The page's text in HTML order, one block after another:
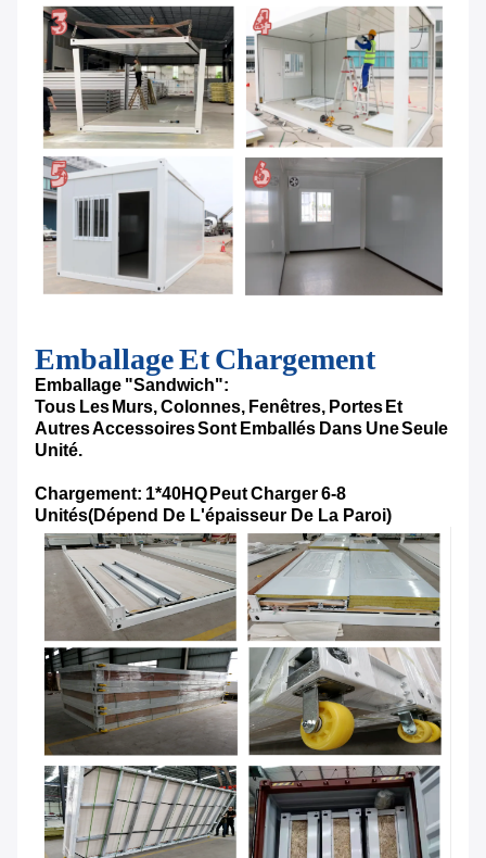
Emballage Et Chargement
Emballage "sandwich":
Tous Les Murs, Colonnes, Fenêtres, Portes Et
Autres Accessoires Sont Emballés Dans Une Seule
Unité.
Chargement: 1*40HQ Peut Charger 6-8
Unités(Dépend De L'épaisseur De La Paroi)